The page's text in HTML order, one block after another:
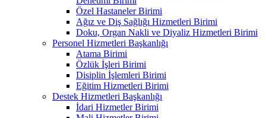
Özel Hastaneler Birimi
Ağız ve Diş Sağlığı Hizmetleri Birimi
Doku, Organ Nakli ve Diyaliz Hizmetleri Birimi
Personel Hizmetleri Başkanlığı
Atama Birimi
Özlük İşleri Birimi
Disiplin İşlemleri Birimi
Eğitim Hizmetleri Birimi
Destek Hizmetleri Başkanlığı
İdari Hizmetler Birimi